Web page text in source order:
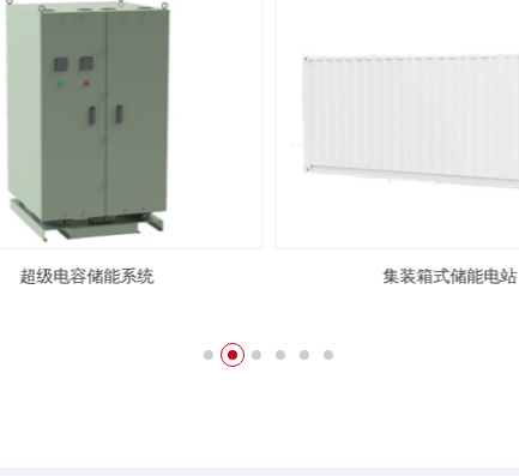
超级电容储能系统 集装箱式储能电站